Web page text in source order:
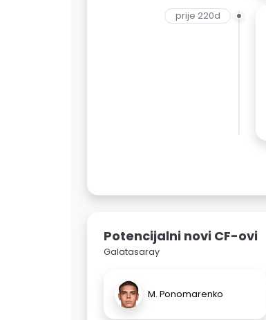
prije 220d
Potencijalni novi CF-ovi
Galatasaray
M. Ponomarenko